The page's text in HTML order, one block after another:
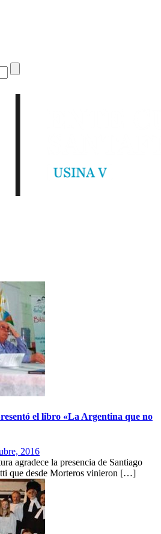
el libro «La Argentina que no
2016
agradece la presencia de Santiago
que desde Morteros vinieron […]